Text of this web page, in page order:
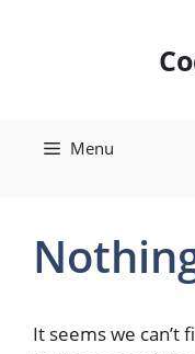
Menu
It seems we can’t